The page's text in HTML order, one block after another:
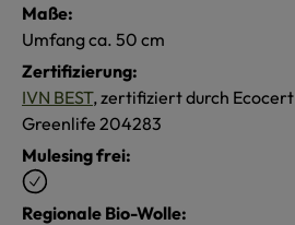
Maße:
Umfang ca. 50 cm
Zertifizierung:
IVN BEST, zertifiziert durch Ecocert
Greenlife 204283
Mulesing frei:
Regionale Bio-Wolle: